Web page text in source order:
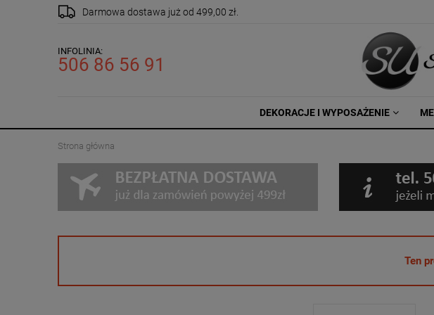
Darmowa dostawa już od 499,00 zł.
INFOLINIA:
506 86 56 91
DEKORACJE I WYPOSAŻENIE
Strona główna
Ten